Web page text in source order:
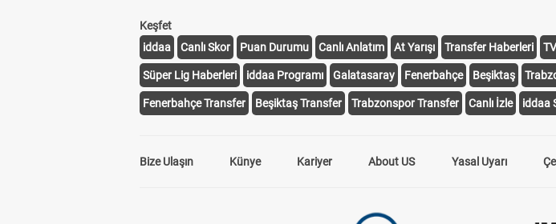
Keşfet
iddaa
Canlı Skor Puan Durumu Canlı Anlatım At Yarışı Transfer Haberleri
Süper Lig Haberleri iddaa Programı Galatasaray Fenerbahçe Beşiktaş
Fenerbahçe Transfer Beşiktaş Transfer Trabzonspor Transfer Canlı İzle iddaa
Bize Ulaşın Künye Kariyer About US Yasal Uyarı